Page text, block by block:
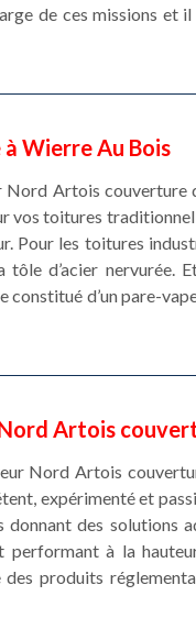
de ces missions et
Wierre Au Bois
Artois couverture
vos toitures
Pour les toitures
d’acier nervurée.
d’un pare-
Artois
Nord Artois
expérimenté et
des solutions
performant à la
produits